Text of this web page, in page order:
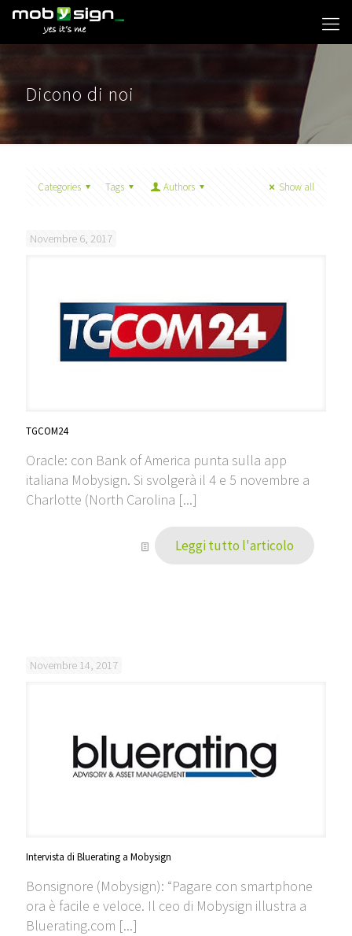
Dicono di noi
Categories Tags Authors Show all
Novembre 6, 2017
TGCOM24
Oracle: con Bank of America punta sulla app
italiana Mobysign. Si svolgerà il 4 e 5 novembre a
Charlotte (North Carolina [...]
Leggi tutto l'articolo
Novembre 14, 2017
Intervista di Bluerating a Mobysign
Bonsignore (Mobysign): “Pagare con smartphone
ora è facile e veloce. Il ceo di Mobysign illustra a
Bluerating.com [...]